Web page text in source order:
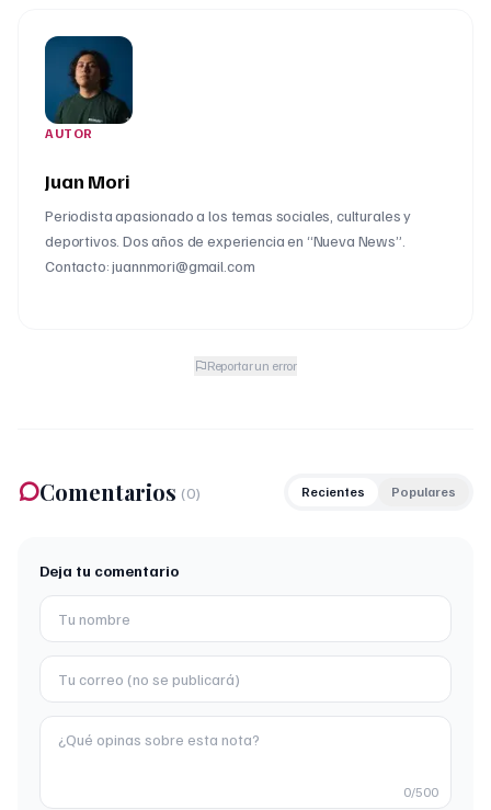
AUTOR
Juan Mori
Periodista apasionado a los temas sociales, culturales y
deportivos. Dos años de experiencia en “Nueva News”.
Contacto: juannmori@gmail.com
Reportar un error
Comentarios (0) Recientes Populares
Deja tu comentario
0/500